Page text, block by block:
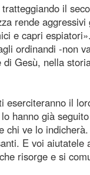
il
rende
e capri
ordinandi -non
Gesù, nella
eserciteranno il
hanno già
chi ve lo
E voi
risorge e si